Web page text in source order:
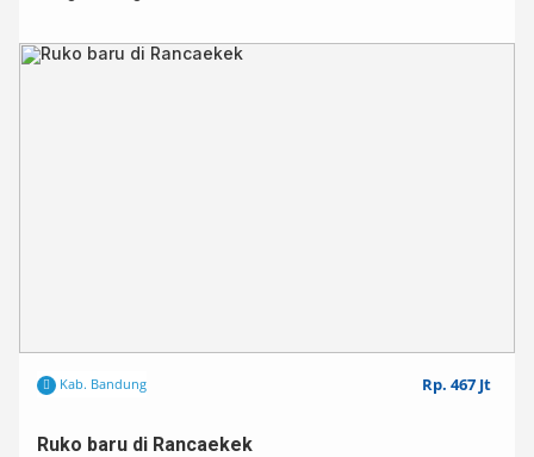
Kab. Bandung Rp. 467 Jt
Ruko baru di Rancaekek